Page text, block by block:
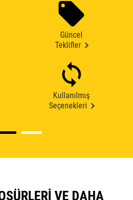
Güncel
Teklifler
Kullanılmış
Seçenekleri
VE DAHA